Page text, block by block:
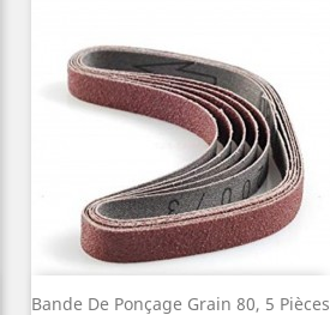
Bande De Ponçage Grain 80, 5 Pièces
Aperçu rapide